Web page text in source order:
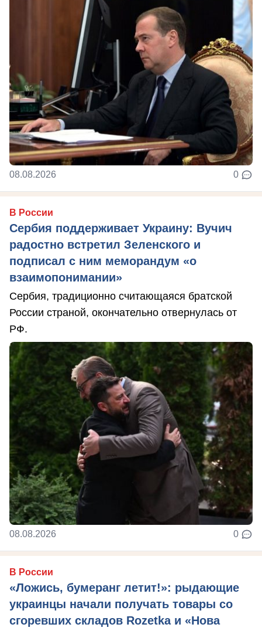
08.08.2026 0
В России
Сербия поддерживает Украину: Вучич
радостно встретил Зеленского и
подписал с ним меморандум «о
взаимопонимании»
Сербия, традиционно считающаяся братской
России страной, окончательно отвернулась от
РФ.
08.08.2026 0
В России
«Ложись, бумеранг летит!»: рыдающие
украинцы начали получать товары со
сгоревших складов Rozetka и «Нова